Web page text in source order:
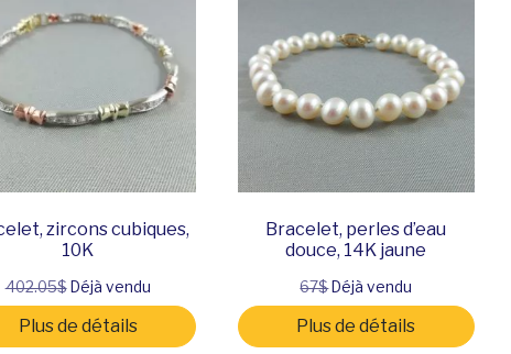
zircons cubiques,
10K
402.05$Déjà vendu
Plus de détails
Bracelet, perles d’eau
douce, 14K jaune
67$Déjà vendu
Plus de détails